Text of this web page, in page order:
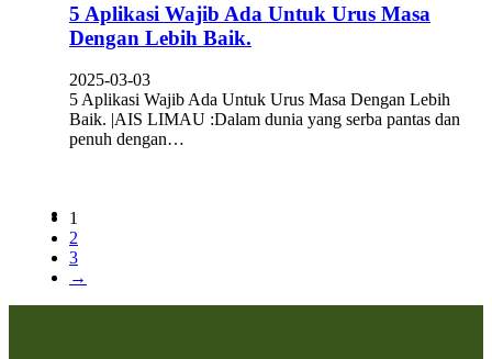
5 Aplikasi Wajib Ada Untuk Urus Masa
Dengan Lebih Baik.
2025-03-03
5 Aplikasi Wajib Ada Untuk Urus Masa Dengan Lebih
Baik. |AIS LIMAU :Dalam dunia yang serba pantas dan
penuh dengan…
1
2
3
→